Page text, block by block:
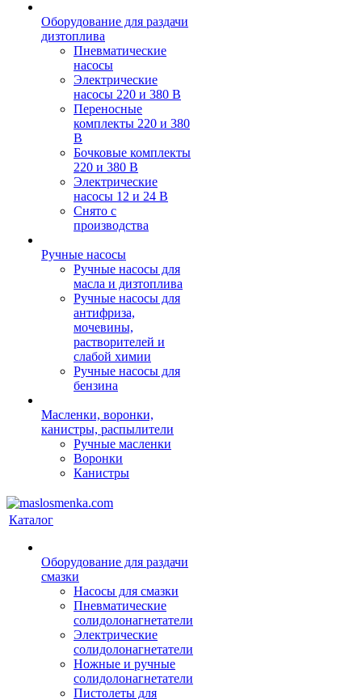
Оборудование для раздачи
дизтоплива
Пневматические
насосы
Электрические
насосы 220 и 380 В
Переносные
комплекты 220 и 380
В
Бочковые комплекты
220 и 380 В
Электрические
насосы 12 и 24 В
Снято с
производства
Ручные насосы
Ручные насосы для
масла и дизтоплива
Ручные насосы для
антифриза,
мочевины,
растворителей и
слабой химии
Ручные насосы для
бензина
Масленки, воронки,
канистры, распылители
Ручные масленки
Воронки
Канистры
Каталог
Оборудование для раздачи
смазки
Насосы для смазки
Пневматические
солидолонагнетатели
Электрические
солидолонагнетатели
Ножные и ручные
солидолонагнетатели
Пистолеты для